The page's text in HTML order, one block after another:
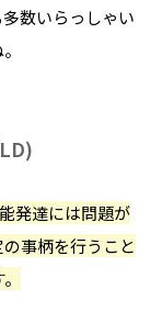
数いらっしゃい
発達には問題が
事柄を行うこと